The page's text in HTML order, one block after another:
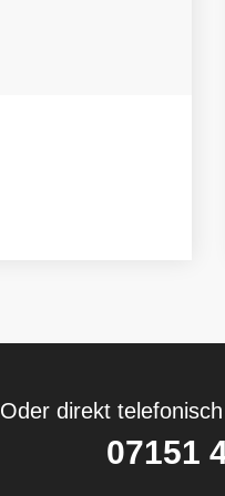
Oder direkt
07151